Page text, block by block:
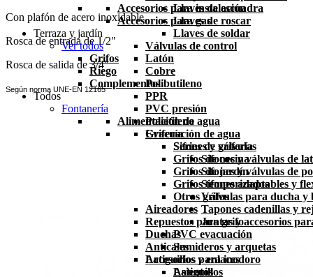
Accesorios para instalación
Accesorios para gas
Terraza y jardín
Ver todos
Grifos
Riego
Complementos
Todos
Fontanería
Alimentación de agua
Grifería
Series de grifería
Grifos de cocina
Grifos de jardín
Grifos temporizados
Otros grifos
Aireadores
Repuestos para grifo
Duchas
Anticales
Latiguillos y enlaces
Latiguillos
Llaves de escuadra
Llaves de roscar
Llaves de soldar
Válvulas de control
Latón
Cobre
Polibutileno
PPR
PVC presión
Polietileno
Evacuación de agua
Sifones y válvulas
Sifones y válvulas de
Sifones y válvulas de
Sifones adaptables y
Válvulas para ducha y
Tapones cadenillas y
Juntas y accesorios
PVC evacuación
Sumideros y arquetas
Accesorios para inodoro
Asientos
Con plafón de acero inoxidable.
Rosca de entrada de 1/2"
Rosca de salida de 3/4"
Según norma UNE-EN 12165